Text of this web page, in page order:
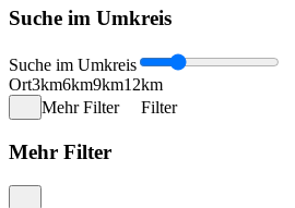
Suche im Umkreis
Suche im Umkreis
Ort3km6km9km12km
Mehr Filter
Filter
Mehr Filter